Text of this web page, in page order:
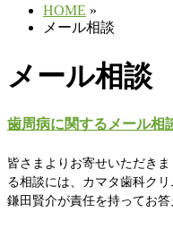
HOME »
メール相談
メール相談
歯周病に関するメール相
皆さまよりお寄せいただきま
る相談には、カマタ歯科クリ
鎌田賢介が責任を持ってお答